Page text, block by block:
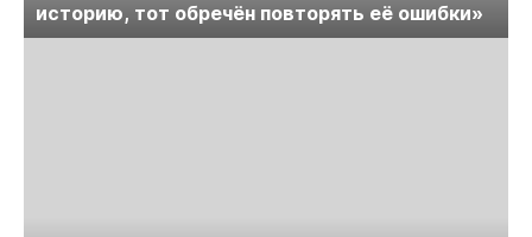
историю, тот обречён повторять её ошибки»